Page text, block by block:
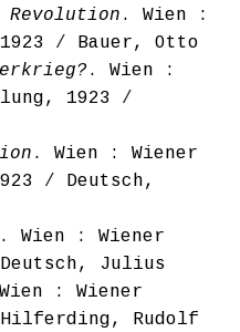
. Wien :
/ Bauer, Otto
. Wien :
1923
/
. Wien : Wiener
/ Deutsch,
. Wien : Wiener
Deutsch, Julius
: Wiener
Hilferding, Rudolf